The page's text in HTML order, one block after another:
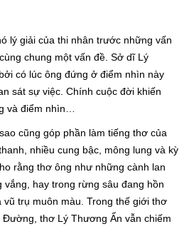
lý giải của thi nhân trước những vấn
chung một vấn đề. Sở dĩ Lý
có lúc ông đứng ở điểm nhìn này
sát sự việc. Chính cuộc đời khiến
và điểm nhìn…
cũng góp phần làm tiếng thơ của
nhiều cung bậc, mông lung và kỳ
rằng thơ ông như những cành lan
vắng, hay trong rừng sâu đang hồn
trụ muôn màu. Trong thế giới thơ
thơ Lý Thương Ẩn vẫn chiếm